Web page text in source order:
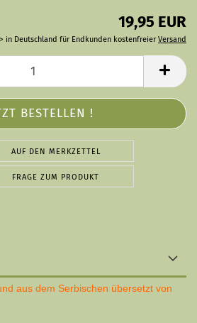
19,95 EUR
in Deutschland für Endkunden kostenfreier Versand
AUF DEN MERKZETTEL
FRAGE ZUM PRODUKT
aus dem Serbischen übersetzt von